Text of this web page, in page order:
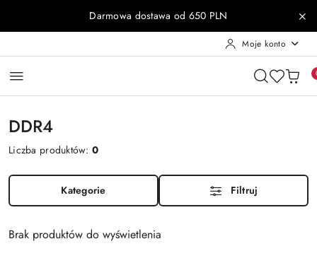
Przejdź do treści głównej
Przejdź do wyszukiwarki
Przejdź do moje konto
Przejdź do menu głównego
Przejdź do stopkiDarmowa dostawa od 650 PLN
Moje konto
DDR4
Liczba produktów:0
Kategorie Filtruj
Brak produktów do wyświetlenia